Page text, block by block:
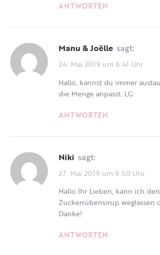
ANTWORTEN
Manu & Joëlle sagt:
24. Mai 2019 um 6:41 Uhr
Hallo, kannst du immer
die Menge anpasst. LG
ANTWORTEN
Niki sagt:
27. Mai 2019 um 9:50 Uhr
Hallo Ihr Lieben, kann ich den
Zuckerrübensirup weglassen
Danke!
ANTWORTEN